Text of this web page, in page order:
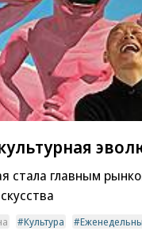
стала главным
Культура